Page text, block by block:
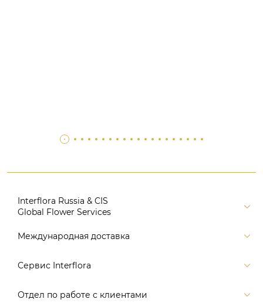
Interflora Russia & CIS
Global Flower Services
Версия для печати
Поиск
Международная доставка
Россия
Европа
Сервис Interflora
Заказ и оплата
Отдел по работе с клиентами